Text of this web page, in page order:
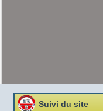
Suivi du site